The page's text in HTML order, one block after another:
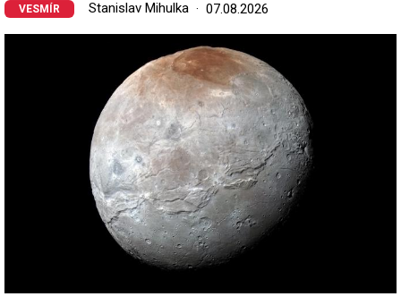
VESMÍR Stanislav Mihulka 07.08.2026